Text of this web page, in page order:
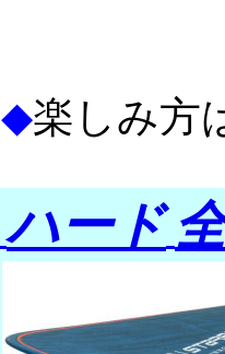
◆楽しみ方
ハード